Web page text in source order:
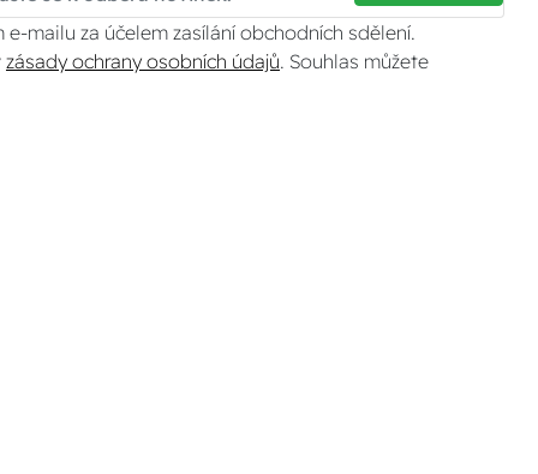
e-mailu za účelem zasílání obchodních sdělení.
zásady ochrany osobních údajů. Souhlas můžete